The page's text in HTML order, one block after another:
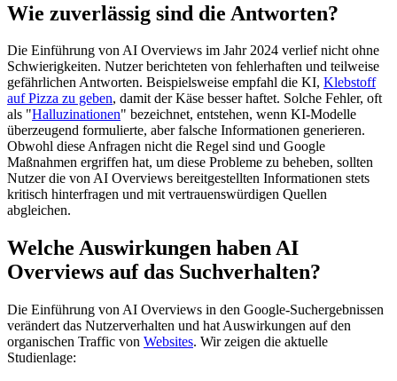
Wie zuverlässig sind die Antworten?
Die Einführung von AI Overviews im Jahr 2024 verlief nicht ohne
Schwierigkeiten. Nutzer berichteten von fehlerhaften und teilweise
gefährlichen Antworten. Beispielsweise empfahl die KI, Klebstoff
auf Pizza zu geben, damit der Käse besser haftet. Solche Fehler, oft
als "Halluzinationen" bezeichnet, entstehen, wenn KI-Modelle
überzeugend formulierte, aber falsche Informationen generieren.
Obwohl diese Anfragen nicht die Regel sind und Google
Maßnahmen ergriffen hat, um diese Probleme zu beheben, sollten
Nutzer die von AI Overviews bereitgestellten Informationen stets
kritisch hinterfragen und mit vertrauenswürdigen Quellen
abgleichen.
Welche Auswirkungen haben AI
Overviews auf das Suchverhalten?
Die Einführung von AI Overviews in den Google-Suchergebnissen
verändert das Nutzerverhalten und hat Auswirkungen auf den
organischen Traffic von Websites. Wir zeigen die aktuelle
Studienlage: